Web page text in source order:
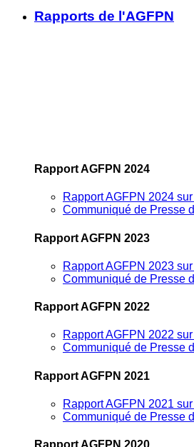
Rapports de l'AGFPN
Rapport AGFPN 2024
Rapport AGFPN 2024
Communiqué de Presse
Rapport AGFPN 2023
Rapport AGFPN 2023
Communiqué de Presse
Rapport AGFPN 2022
Rapport AGFPN 2022
Communiqué de Presse
Rapport AGFPN 2021
Rapport AGFPN 2021
Communiqué de Presse